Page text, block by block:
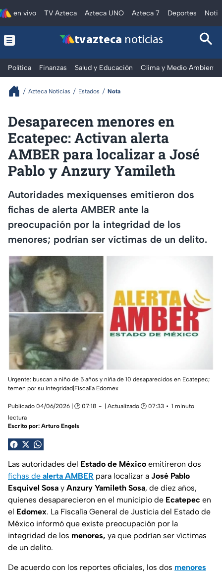
en vivo TV Azteca Azteca UNO Azteca 7 Deportes
tv azteca noticias
Política Finanzas Salud y Educación Clima y Medio Ambiente
Azteca Noticias Estados Nota
Desaparecen menores en
Ecatepec: Activan alerta
AMBER para localizar a José
Pablo y Anzury Yamileth
Autoridades mexiquenses emitieron dos
fichas de alerta AMBER ante la
preocupación por la integridad de los
menores; podrían ser víctimas de un delito.
Urgente: buscan a niño de 5 años y niña de 10 desaparecidos en Ecatepec;
temen por su integridad|Fiscalía Edomex
Publicado 04/06/2026 | 🕑 07:18 | Actualizado 🕑 07:33
1 minuto
lectura
Escrito por: Arturo Engels
Las autoridades del Estado de México emitireron dos
fichas de alerta AMBER para localizar a José Pablo
Esquivel Sosa y Anzury Yamileth Sosa, de diez años,
quienes desaparecieron en el municipio de Ecatepec en
el Edomex. La Fiscalía General de Justicia del Estado de
México informó que existe preocupación por la
integridad de los menores, ya que podrían ser víctimas
de un delito.
De acuerdo con los reportes oficiales, los dos menores